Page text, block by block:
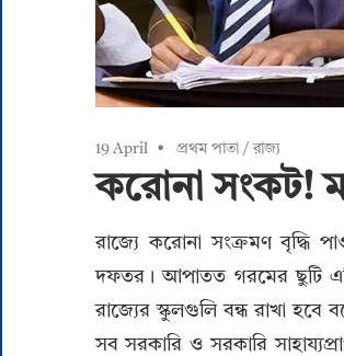
19 April প্রথম পাতা /রাজ্য
করোনা সংকট!
রাজ্যে করোনা সংক্রমণ বৃদ্ধি
দফতর। আপাতত গরমের ছুটি
রাজ্যের স্কুলগুলি বন্ধ রাখা হবে
সব সরকারি ও সরকারি